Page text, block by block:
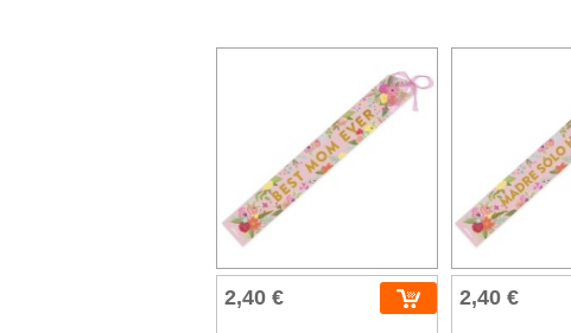
2,40 € 2,40 €